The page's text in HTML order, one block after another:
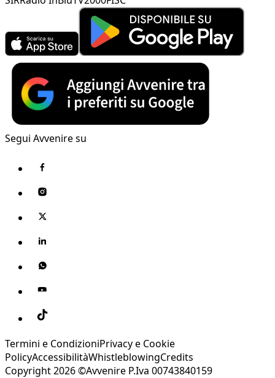
Segui Avvenire su
Termini e CondizioniPrivacy e Cookie
PolicyAccessibilitàWhistleblowingCredits
Copyright 2026 ©Avvenire P.Iva 00743840159